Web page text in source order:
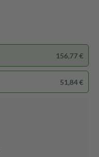
156,77 €
51,84 €